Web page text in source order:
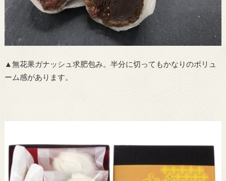
▲無花果ガナッシュ求肥包み。半分に切ってもかなりのボリュ
ーム感があります。